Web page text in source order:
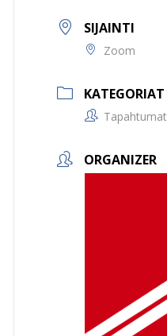
SIJAINTI
Zoom
KATEGORIAT
Tapahtumat
ORGANIZER